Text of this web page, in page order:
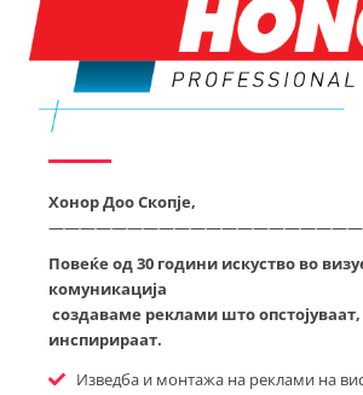
Хонор Доо Скопје,
Повеќе од 30 години искуство во
комуникација
создаваме реклами што
инспирираат.
Изведба и монтажа на реклами на